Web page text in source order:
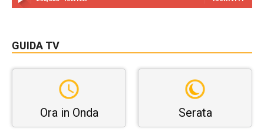
GUIDA TV
Ora in Onda Serata